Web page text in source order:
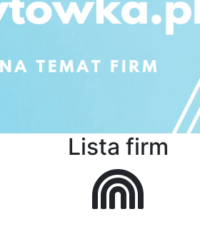
Lista firm